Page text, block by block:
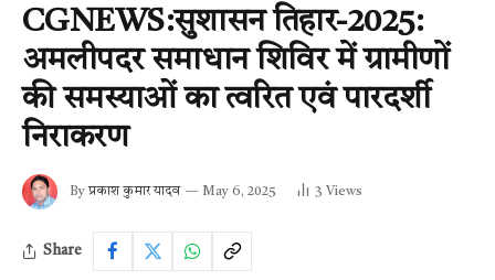
CGNEWS:सुशासन तिहार-2025:
अमलीपदर समाधान शिविर में ग्रामीणों
की समस्याओं का त्वरित एवं पारदर्शी
निराकरण
By प्रकाश कुमार यादव May 6, 2025 3 Views
Share